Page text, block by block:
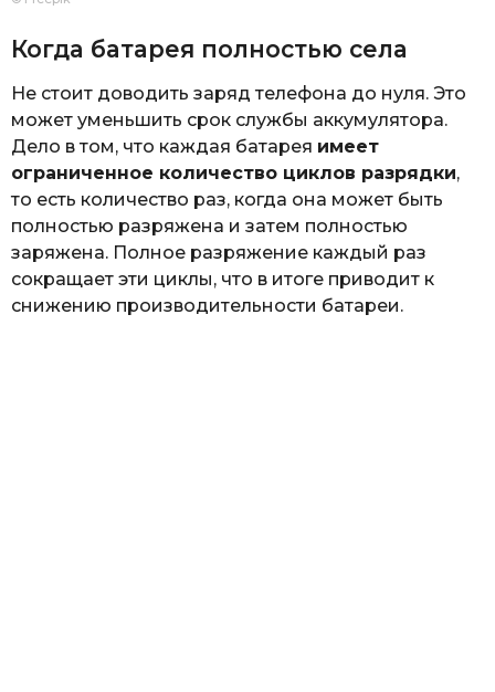
Когда батарея полностью села
Не стоит доводить заряд телефона до нуля. Это
может уменьшить срок службы аккумулятора.
Дело в том, что каждая батарея имеет
ограниченное количество циклов разрядки,
то есть количество раз, когда она может быть
полностью разряжена и затем полностью
заряжена. Полное разряжение каждый раз
сокращает эти циклы, что в итоге приводит к
снижению производительности батареи.